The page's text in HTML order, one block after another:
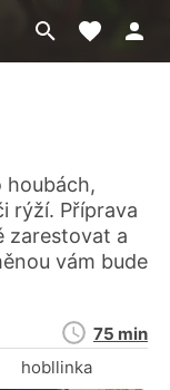
Přejít
na
Moje
houbách,
rýží. Příprava
zarestovat a
vám bude
hobllinka
Doba
75 min